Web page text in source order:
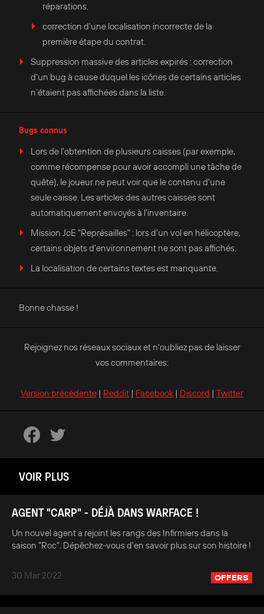
réparations.
correction d'une localisation incorrecte de la
première étape du contrat.
Suppression massive des articles expirés : correction
d'un bug à cause duquel les icônes de certains articles
n'étaient pas affichées dans la liste.
Bugs connus
Lors de l'obtention de plusieurs caisses (par exemple,
comme récompense pour avoir accompli une tâche de
quête), le joueur ne peut voir que le contenu d'une
seule caisse. Les articles des autres caisses sont
automatiquement envoyés à l'inventaire.
Mission JcE "Représailles" : lors d'un vol en hélicoptère,
certains objets d'environnement ne sont pas affichés.
La localisation de certains textes est manquante.
Bonne chasse !
Rejoignez nos réseaux sociaux et n'oubliez pas de laisser
vos commentaires:
Version précédente | Reddit | Facebook | Discord | Twitter
VOIR PLUS
AGENT "CARP" - DÉJÀ DANS WARFACE !
Un nouvel agent a rejoint les rangs des Infirmiers dans la
saison "Roc". Dépêchez-vous d'en savoir plus sur son histoire !
30 Mar 2022 OFFERS